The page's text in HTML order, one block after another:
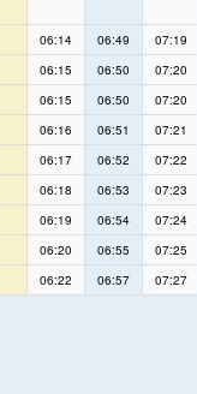
06:14 06:49 07:19
06:15 06:50 07:20
06:15 06:50 07:20
06:16 06:51 07:21
06:17 06:52 07:22
06:18 06:53 07:23
06:19 06:54 07:24
06:20 06:55 07:25
06:22 06:57 07:27